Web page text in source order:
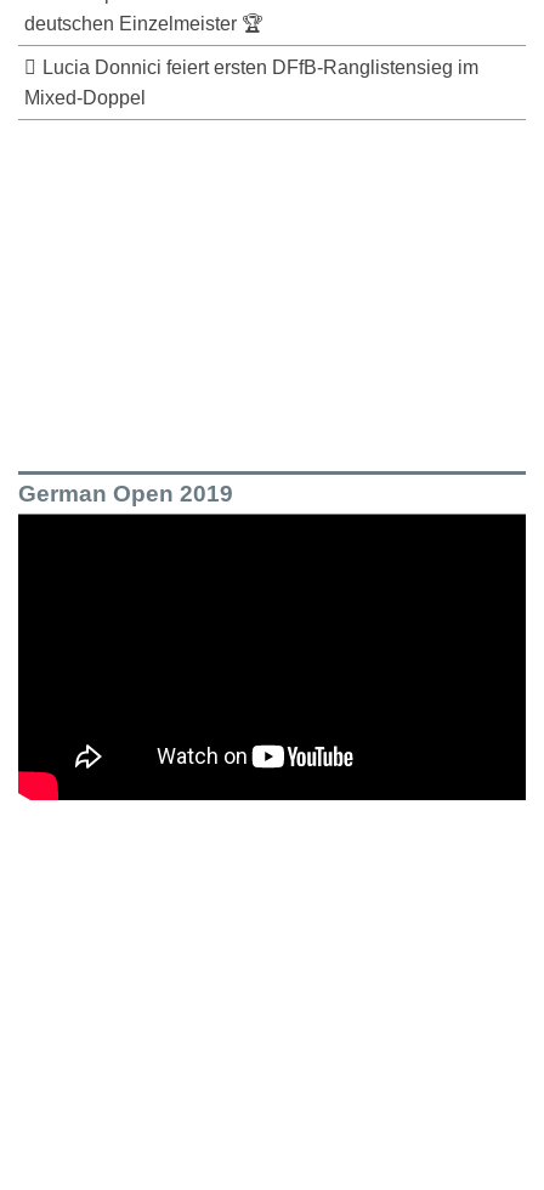
deutschen Einzelmeister 🏆
Lucia Donnici feiert ersten DFfB-Ranglistensieg im
Mixed-Doppel
German Open 2019